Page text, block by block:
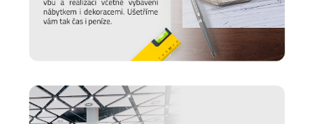
Nový časopis o designu
Hledáte inspiraci do nového domova a potřebujete poradit,
jak vybrat židli, stůl, postel nebo třeba matraci? Nebo vás
zajímají trendy v bydlení a chcete mít vždy ty nejčerstvější
informace. Pak sledujte náš online
kterém najdete každý den novou dávku inspirace.